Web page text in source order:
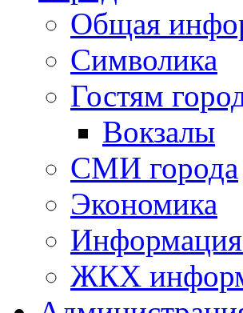
Общая
Символика
Гостям
Вокзалы
СМИ города
Экономика
ЖКХ